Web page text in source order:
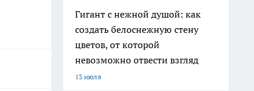
Гигант с нежной душой: как
создать белоснежную стену
цветов, от которой
невозможно отвести взгляд
13 июля